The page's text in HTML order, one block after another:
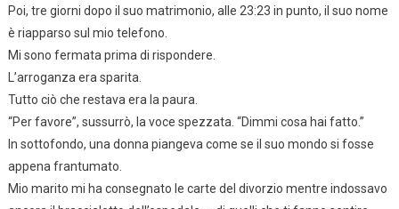
Poi, tre giorni dopo il suo matrimonio, alle 23:23 in punto, il suo nome
è riapparso sul mio telefono.
Mi sono fermata prima di rispondere.
L’arroganza era sparita.
Tutto ciò che restava era la paura.
“Per favore”, sussurrò, la voce spezzata. “Dimmi cosa hai fatto.”
In sottofondo, una donna piangeva come se il suo mondo si fosse
appena frantumato.
Mio marito mi ha consegnato le carte del divorzio mentre indossavo